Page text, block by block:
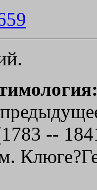
--